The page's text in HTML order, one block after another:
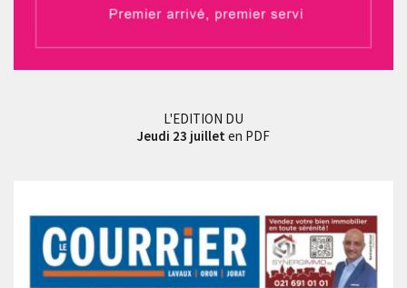
L'EDITION DU
Jeudi 23 juillet en PDF